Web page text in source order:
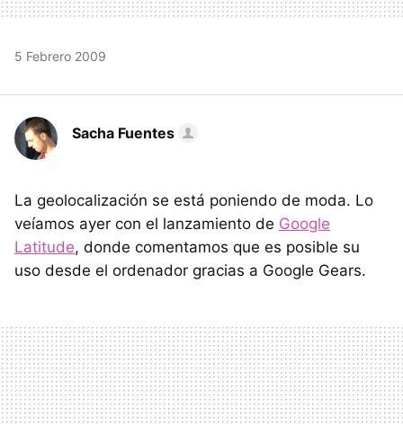
5 Febrero 2009
Sacha Fuentes
La geolocalización se está poniendo de moda. Lo
veíamos ayer con el lanzamiento de Google
Latitude, donde comentamos que es posible su
uso desde el ordenador gracias a Google Gears.